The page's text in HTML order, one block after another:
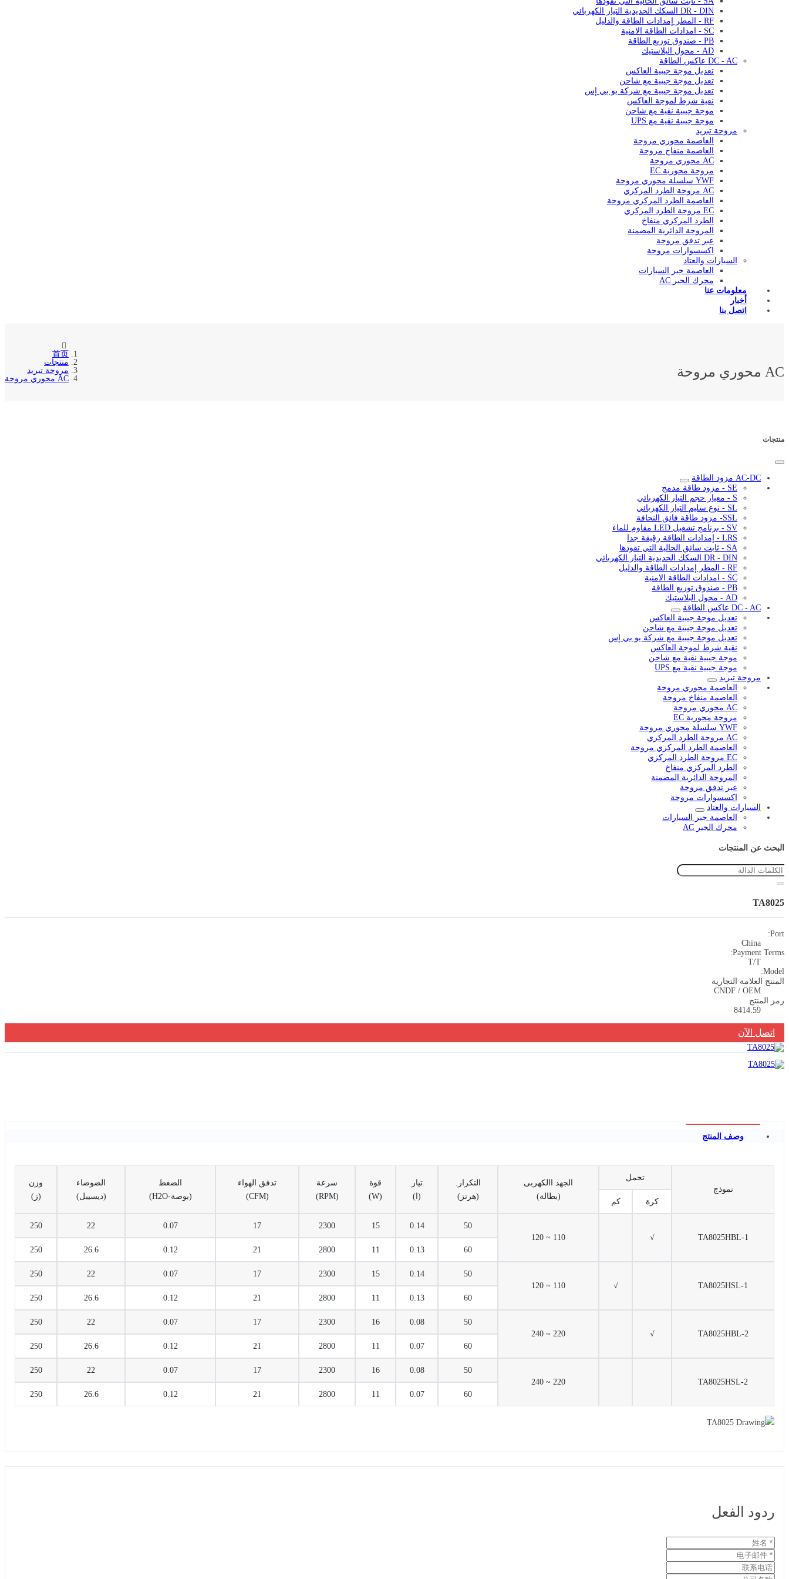
DR - DIN السكك الحديدية التيار الكهربائي
RF - المطر إمدادات الطاقة والدليل
SC - امدادات الطاقة الامنية
PB - صندوق توزيع الطاقة
AD - محول البلاستيك
DC - AC عاكس الطاقة
تعديل موجة جيبية العاكس
تعديل موجة جيبية مع شاحن
تعديل موجة جيبية مع شركة يو بي إس
نقية شرط لموجة العاكس
موجة جيبية نقية مع شاحن
موجة جيبية نقية مع UPS
مروحة تبريد
العاصمة محوري مروحة
العاصمة منفاخ مروحة
AC محوري مروحة
مروحة محورية EC
YWF سلسلة محوري مروحة
AC مروحة الطرد المركزي
العاصمة الطرد المركزي مروحة
EC مروحة الطرد المركزي
الطرد المركزي منفاخ
المروحة الدائرية المضمنة
عبر تدفق مروحة
اكسسوارات مروحة
السيارات والعتاد
العاصمة جير السيارات
محرك الجير AC
معلومات عنا
أخبار
اتصل بنا
AC محوري مروحة
首页
منتجات
مروحة تبريد
AC محوري مروحة
منتجات
AC-DC مزود الطاقة
SE - مزود طاقة مدمج
S - معيار حجم التيار الكهربائي
SL - نوع سليم التيار الكهربائي
SSL- مزود طاقة فائق النحافة
SV - برنامج تشغيل LED مقاوم للماء
LRS - إمدادات الطاقة رقيقة جدا
SA - ثابت سائق الحالية التي تقودها
DR - DIN السكك الحديدية التيار الكهربائي
RF - المطر إمدادات الطاقة والدليل
SC - امدادات الطاقة الامنية
PB - صندوق توزيع الطاقة
AD - محول البلاستيك
DC - AC عاكس الطاقة
تعديل موجة جيبية العاكس
تعديل موجة جيبية مع شاحن
تعديل موجة جيبية مع شركة يو بي إس
نقية شرط لموجة العاكس
موجة جيبية نقية مع شاحن
موجة جيبية نقية مع UPS
مروحة تبريد
العاصمة محوري مروحة
العاصمة منفاخ مروحة
AC محوري مروحة
مروحة محورية EC
YWF سلسلة محوري مروحة
AC مروحة الطرد المركزي
العاصمة الطرد المركزي مروحة
EC مروحة الطرد المركزي
الطرد المركزي منفاخ
المروحة الدائرية المضمنة
عبر تدفق مروحة
اكسسوارات مروحة
السيارات والعتاد
العاصمة جير السيارات
محرك الجير AC
البحث عن المنتجات
TA8025
Port:
China
Payment Terms:
T/T
Model:
المنتج العلامة التجارية
CNDF / OEM
رمز المنتج
8414.59
اتصل الآن
وصف المنتج
نموذج
تحمل
الجهد االكهربى
(بطالة)
التكرار.
(هرتز)
تيار
(ا)
قوة
(W)
سرعة
(RPM)
تدفق الهواء
(CFM)
الضغط
(بوصة-H2O)
الضوضاء
(ديسيبل)
وزن
(ز)
كرة كم
TA8025HBL-1
√
110 ~ 120
50
0.14
15
2300
17
0.07
22
250
60
0.13
11
2800
21
0.12
26.6
250
TA8025HSL-1
√
110 ~ 120
50
0.14
15
2300
17
0.07
22
250
60
0.13
11
2800
21
0.12
26.6
250
TA8025HBL-2
√
220 ~ 240
50
0.08
16
2300
17
0.07
22
250
60
0.07
11
2800
21
0.12
26.6
250
TA8025HSL-2
220 ~ 240
50
0.08
16
2300
17
0.07
22
250
60
0.07
11
2800
21
0.12
26.6
250
ردود الفعل